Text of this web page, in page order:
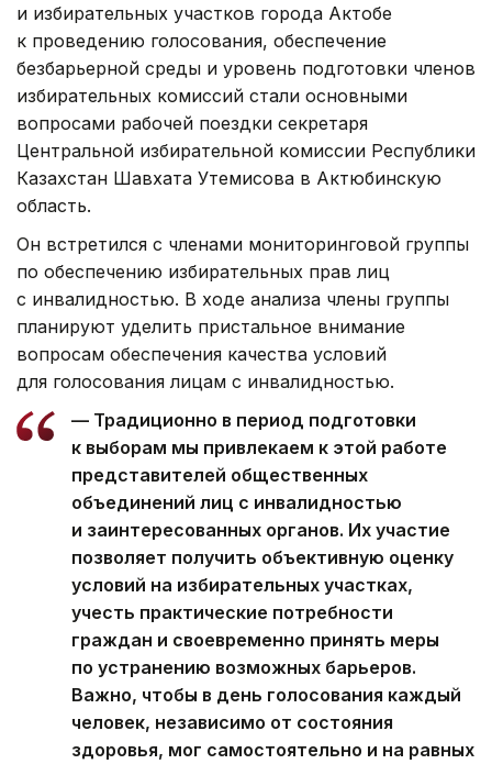
и избирательных участков города Актобе
к проведению голосования, обеспечение
безбарьерной среды и уровень подготовки членов
избирательных комиссий стали основными
вопросами рабочей поездки секретаря
Центральной избирательной комиссии Республики
Казахстан Шавхата Утемисова в Актюбинскую
область.
Он встретился с членами мониторинговой группы
по обеспечению избирательных прав лиц
с инвалидностью. В ходе анализа члены группы
планируют уделить пристальное внимание
вопросам обеспечения качества условий
для голосования лицам с инвалидностью.
— Традиционно в период подготовки
к выборам мы привлекаем к этой работе
представителей общественных
объединений лиц с инвалидностью
и заинтересованных органов. Их участие
позволяет получить объективную оценку
условий на избирательных участках,
учесть практические потребности
граждан и своевременно принять меры
по устранению возможных барьеров.
Важно, чтобы в день голосования каждый
человек, независимо от состояния
здоровья, мог самостоятельно и на равных